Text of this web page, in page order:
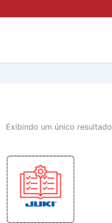
Exibindo um único resultado